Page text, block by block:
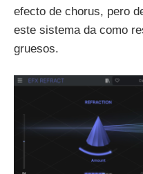
efecto de chorus, pero
este sistema da como
gruesos.